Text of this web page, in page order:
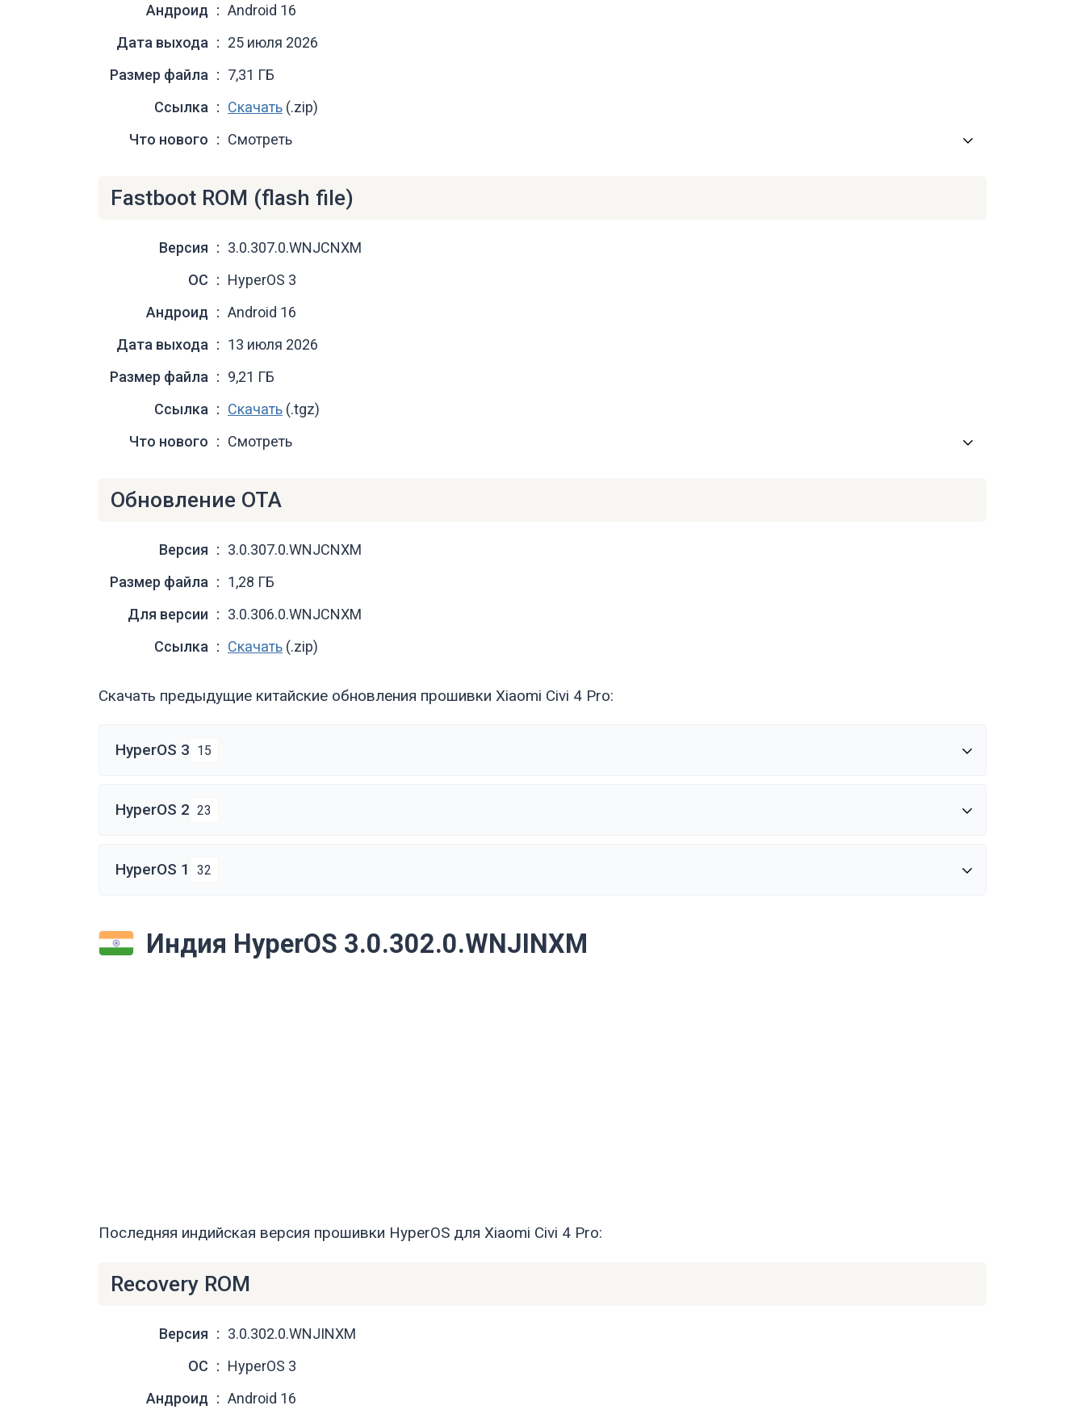
Андроид
Android 16
Дата выхода
25 июля 2026
Размер файла
7,31 ГБ
Ссылка
Скачать (.zip)
Что нового
Смотреть
Fastboot ROM (flash file)
Версия
3.0.307.0.WNJCNXM
ОС
HyperOS 3
Андроид
Android 16
Дата выхода
13 июля 2026
Размер файла
9,21 ГБ
Ссылка
Скачать (.tgz)
Что нового
Смотреть
Обновление OTA
Версия
3.0.307.0.WNJCNXM
Размер файла
1,28 ГБ
Для версии
3.0.306.0.WNJCNXM
Ссылка
Скачать (.zip)
Скачать предыдущие китайские обновления прошивки Xiaomi Civi 4 Pro:
HyperOS 3 15
HyperOS 2 23
HyperOS 1 32
Индия HyperOS 3.0.302.0.WNJINXM
Последняя индийская версия прошивки HyperOS для Xiaomi Civi 4 Pro:
Recovery ROM
Версия
3.0.302.0.WNJINXM
ОС
HyperOS 3
Андроид
Android 16